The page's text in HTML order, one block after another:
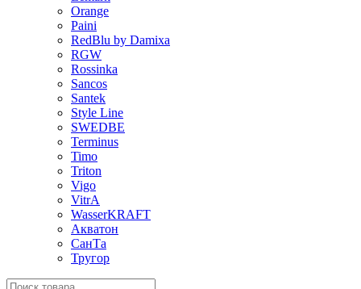
Orange
Paini
RedBlu by Damixa
RGW
Rossinka
Sancos
Santek
Style Line
SWEDBE
Terminus
Timo
Triton
Vigo
VitrA
WasserKRAFT
Акватон
СанТа
Тругор